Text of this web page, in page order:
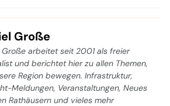
Große
Große arbeitet seit 2001 als freier
und berichtet hier zu allen Themen,
Region bewegen. Infrastruktur,
Meldungen, Veranstaltungen, Neues
Rathäusern und vieles mehr